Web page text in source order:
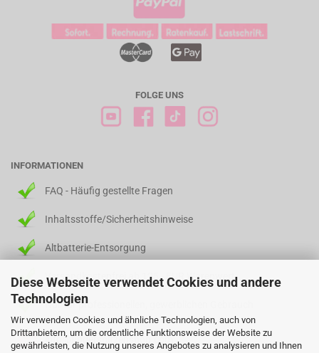
Diese Webseite verwendet Cookies und andere
Technologien
Wir verwenden Cookies und ähnliche Technologien, auch von
Drittanbietern, um die ordentliche Funktionsweise der Website zu
gewährleisten, die Nutzung unseres Angebotes zu analysieren und Ihnen
FOLGE UNS
INFORMATIONEN
FAQ - Häufig gestellte Fragen
Inhaltsstoffe/Sicherheitshinweise
Altbatterie-Entsorgung
Versandkostenfrei ab 125,- EUR Warenwert
Nur für professionellen, gewerblichen Gebrauch
info@fingerspitzenshop.com